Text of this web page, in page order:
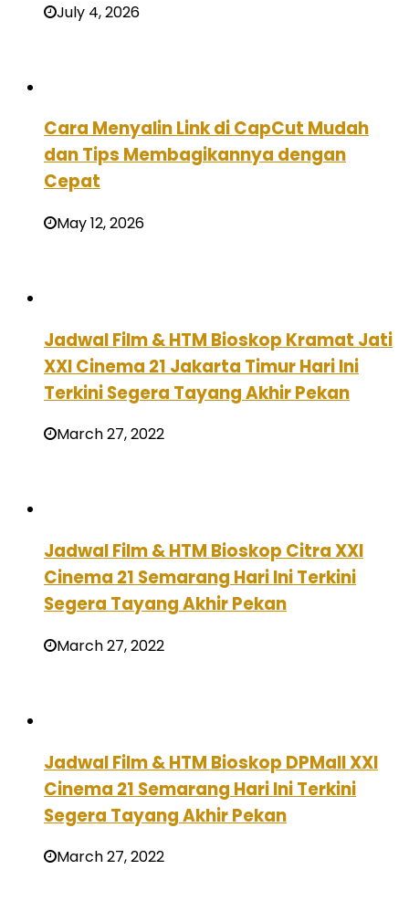
July 4, 2026
Cara Menyalin Link di CapCut Mudah
dan Tips Membagikannya dengan
Cepat
May 12, 2026
Jadwal Film & HTM Bioskop Kramat Jati
XXI Cinema 21 Jakarta Timur Hari Ini
Terkini Segera Tayang Akhir Pekan
March 27, 2022
Jadwal Film & HTM Bioskop Citra XXI
Cinema 21 Semarang Hari Ini Terkini
Segera Tayang Akhir Pekan
March 27, 2022
Jadwal Film & HTM Bioskop DPMall XXI
Cinema 21 Semarang Hari Ini Terkini
Segera Tayang Akhir Pekan
March 27, 2022